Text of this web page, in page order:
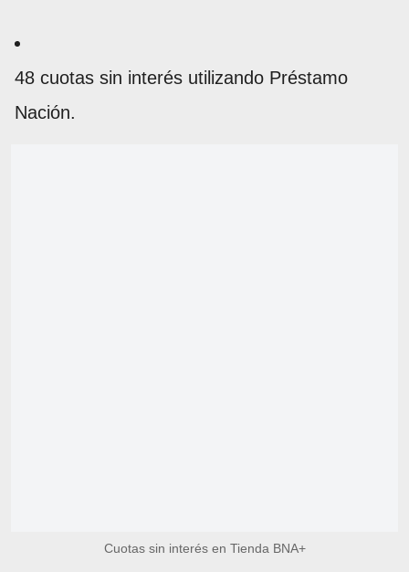
48 cuotas sin interés utilizando Préstamo
Nación.
Cuotas sin interés en Tienda BNA+